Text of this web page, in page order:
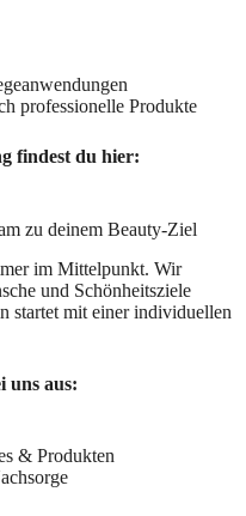
professionelle Produkte
findest du hier:
zu deinem Beauty-Ziel
im Mittelpunkt. Wir
und Schönheitsziele
startet mit einer individuellen
uns aus:
& Produkten